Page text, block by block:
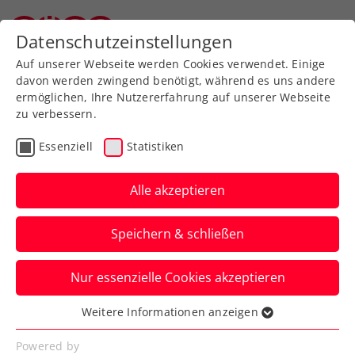
Zurück zur Newsübersicht
WTA
Upper Austria Ladies Linz
mit spektakulärem
Spielerinnenfeld
Die Linzer WTA-Sandplatzpremiere kann
unter anderen mit vier Ex-Grand-Slam-
Siegerinnen aufwarten.
Verfasst von: Presseaussendung / Redaktion, 11.03.2026
Datenschutzeinstellungen
Auf unserer Webseite werden Cookies verwendet. Einige
davon werden zwingend benötigt, während es uns andere
ermöglichen, Ihre Nutzererfahrung auf unserer Webseite
zu verbessern.
Essenziell Statistiken
Alle akzeptieren
Speichern & schließen
Nur essenzielle Cookies akzeptieren
Essenziell
Essenzielle Cookies werden für grundlegende
Weitere Informationen anzeigen
Powered by